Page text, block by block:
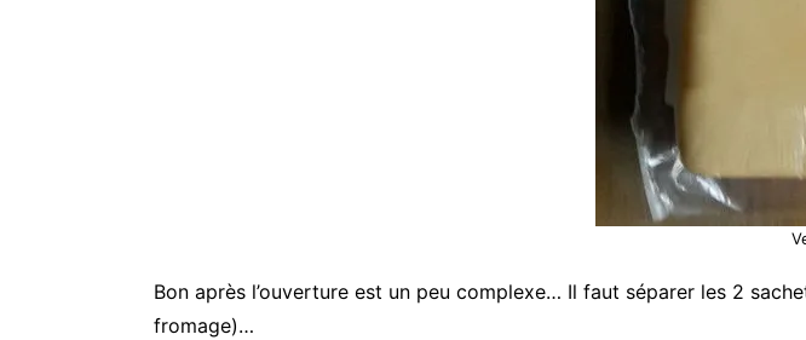
Bon après l’ouverture est un peu complexe… Il faut séparer les 2
fromage)…